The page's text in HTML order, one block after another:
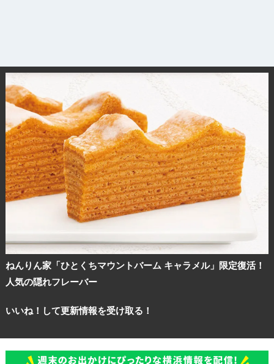
ねんりん家「ひとくちマウントバーム キャラメル」限定復活！
人気の隠れフレーバー
いいね！して更新情報を受け取る！